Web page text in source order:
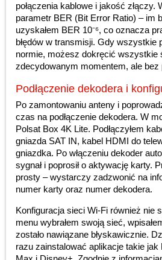
połączenia kablowe i jakość złączy.
parametr BER (Bit Error Ratio) – im
uzyskałem BER 10⁻⁶, co oznacza
błędów w transmisji. Gdy wszystkie
normie, możesz dokręcić wszystkie
zdecydowanym momentem, ale bez
Podłączenie dekodera i
Po zamontowaniu anteny i
czas na podłączenie dekodera. W
Polsat Box 4K Lite. Podłączyłem
gniazda SAT IN, kabel HDMI do
gniazdka. Po włączeniu dekoder
sygnał i poprosił o aktywację karty.
prosty – wystarczy zadzwonić na
numer karty oraz numer dekodera.
Konfiguracja sieci Wi-Fi również nie
menu wybrałem swoją sieć,
zostało nawiązane błyskawicznie.
razu zainstalować aplikacje takie